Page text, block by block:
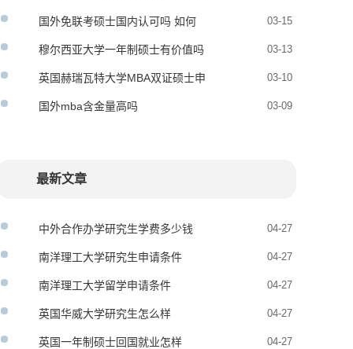
件 国外免联考硕士国内认可吗 如何
报考
03-15
穆尔西亚大学一年制硕士有价值吗 03-13
英国赫瑞瓦特大学MBA双证硕士申
请条件
03-10
国外mba含金量高吗 03-09
最新文章
中外合作办学研究生学费多少钱 04-27
南洋理工大学研究生申请条件 04-27
南洋理工大学留学申请条件 04-27
英国华威大学研究生怎么样 04-27
英国一年制硕士回国就业怎样 04-27